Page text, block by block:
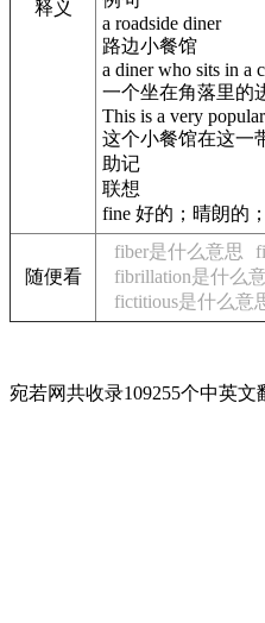
释义
a roadside diner
路边小餐馆
a diner who sits in a
一个坐在角落里的
This is a very
这个小餐馆在这一
助记
联想
fine 好的；晴朗的
随便看
fiber是什么意思
fibrillation是什么
fictitious是什么意
宛若网共收录109255个中英